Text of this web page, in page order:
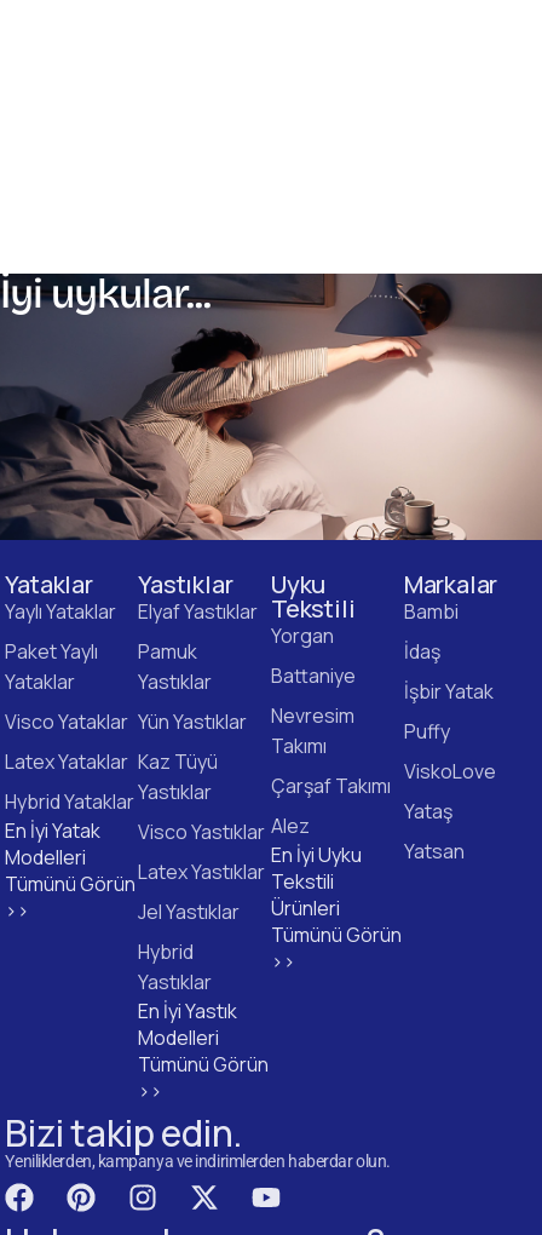
İyi uykular...
Yataklar
Yaylı Yataklar
Paket Yaylı
Yataklar
Visco Yataklar
Latex Yataklar
Hybrid Yataklar
En İyi Yatak
Modelleri
Tümünü Görün
>>
Yastıklar
Elyaf Yastıklar
Pamuk
Yastıklar
Yün Yastıklar
Kaz Tüyü
Yastıklar
Visco Yastıklar
Latex Yastıklar
Jel Yastıklar
Hybrid
Yastıklar
En İyi Yastık
Modelleri
Tümünü Görün
>>
Uyku
Tekstili
Yorgan
Battaniye
Nevresim
Takımı
Çarşaf Takımı
Alez
En İyi Uyku
Tekstili
Ürünleri
Tümünü Görün
>>
Markalar
Bambi
İdaş
İşbir Yatak
Puffy
ViskoLove
Yataş
Yatsan
Bizi takip edin.
Yeniliklerden, kampanya ve indirimlerden haberdar olun.